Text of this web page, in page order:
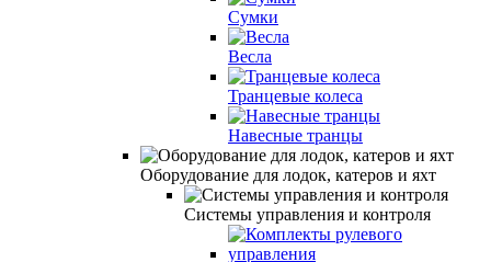
Сумки
Весла
Транцевые колеса
Навесные транцы
Оборудование для лодок, катеров и яхт
Системы управления и контроля